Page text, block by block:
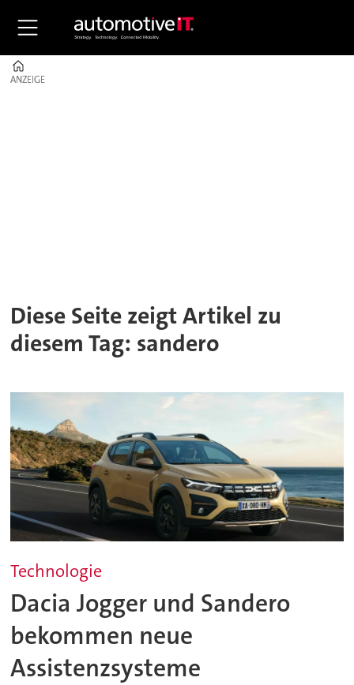
ANZEIGE
ANZEIGE
Diese Seite zeigt Artikel zu
diesem Tag: sandero
Technologie
Dacia Jogger und Sandero
bekommen neue
Assistenzsysteme